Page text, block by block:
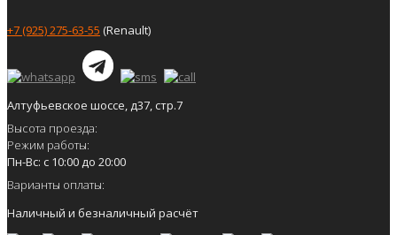
+7 (925) 275-63-55 (Renault)
Алтуфьевское шоссе, д37, стр.7
Высота проезда:
Режим работы:
Пн-Вс: с 10:00 до 20:00
Варианты оплаты:
Наличный и безналичный расчёт